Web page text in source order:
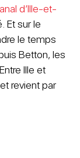
d’Ille-et-
Et sur le
le temps
Betton, les
Ille et
revient par